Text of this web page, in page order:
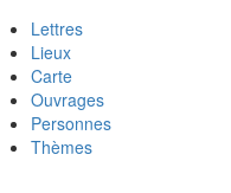
Lettres
Lieux
Carte
Ouvrages
Personnes
Thèmes